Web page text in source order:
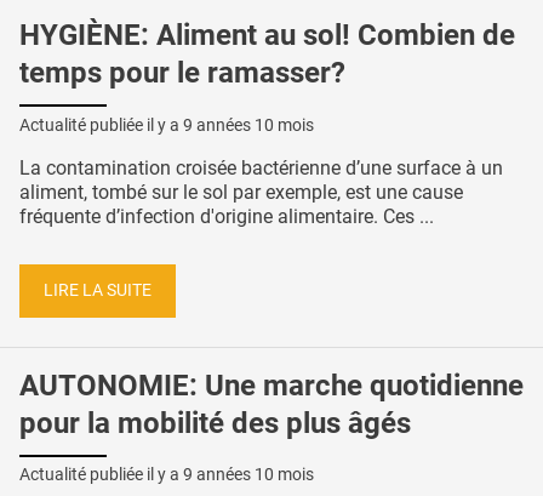
HYGIÈNE: Aliment au sol! Combien de
temps pour le ramasser?
Actualité publiée il y a 9 années 10 mois
La contamination croisée bactérienne d’une surface à un
aliment, tombé sur le sol par exemple, est une cause
fréquente d’infection d'origine alimentaire. Ces ...
LIRE LA SUITE
AUTONOMIE: Une marche quotidienne
pour la mobilité des plus âgés
Actualité publiée il y a 9 années 10 mois